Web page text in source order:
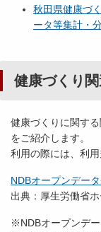
秋田県健康づ
ータ等集計・
健康づくり
健康づくりに関す
をご紹介します。
利用の際には、利
NDBオープンデー
出典：厚生労働省
※NDBオープンデ